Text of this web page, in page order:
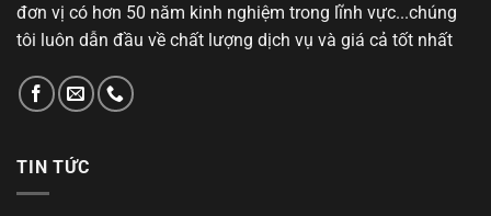
đơn vị có hơn 50 năm kinh nghiệm trong lĩnh vực...chúng
tôi luôn dẫn đầu về chất lượng dịch vụ và giá cả tốt nhất
TIN TỨC